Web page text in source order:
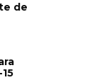
de